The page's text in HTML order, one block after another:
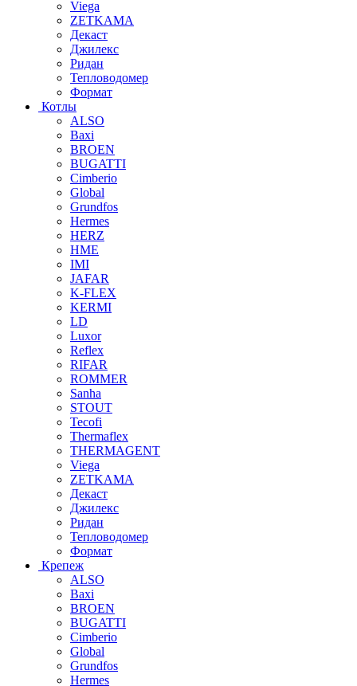
Viega
ZETKAMA
Декаст
Джилекс
Ридан
Тепловодомер
Формат
Котлы
ALSO
Baxi
BROEN
BUGATTI
Cimberio
Global
Grundfos
Hermes
HERZ
HME
IMI
JAFAR
K-FLEX
KERMI
LD
Luxor
Reflex
RIFAR
ROMMER
Sanha
STOUT
Tecofi
Thermaflex
THERMAGENT
Viega
ZETKAMA
Декаст
Джилекс
Ридан
Тепловодомер
Формат
Крепеж
ALSO
Baxi
BROEN
BUGATTI
Cimberio
Global
Grundfos
Hermes